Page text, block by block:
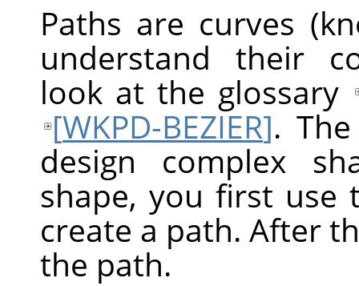
Paths are curves
understand their
look at the glossary
[WKPD-BEZIER].
design complex
shape, you first
create a path. After
the path.